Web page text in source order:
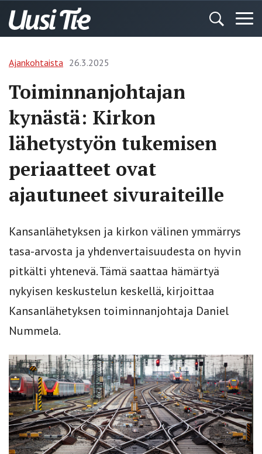
Ajankohtaista 26.3.2025
Toiminnanjohtajan
kynästä: Kirkon
lähetystyön tukemisen
periaatteet ovat
ajautuneet sivuraiteille
Kansanlähetyksen ja kirkon välinen ymmärrys
tasa-arvosta ja yhdenvertaisuudesta on hyvin
pitkälti yhtenevä. Tämä saattaa hämärtyä
nykyisen keskustelun keskellä, kirjoittaa
Kansanlähetyksen toiminnanjohtaja Daniel
Nummela.